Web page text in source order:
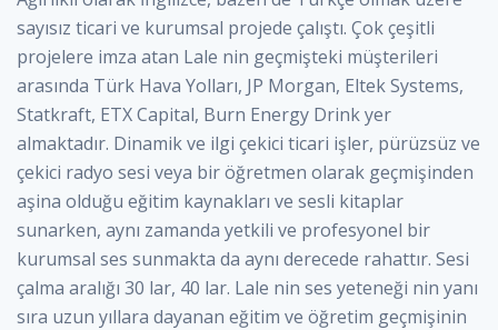
sayısız ticari ve kurumsal projede çalıştı. Çok çeşitli
projelere imza atan Lale nin geçmişteki müşterileri
arasında Türk Hava Yolları, JP Morgan, Eltek Systems,
Statkraft, ETX Capital, Burn Energy Drink yer
almaktadır. Dinamik ve ilgi çekici ticari işler, pürüzsüz ve
çekici radyo sesi veya bir öğretmen olarak geçmişinden
aşina olduğu eğitim kaynakları ve sesli kitaplar
sunarken, aynı zamanda yetkili ve profesyonel bir
kurumsal ses sunmakta da aynı derecede rahattır. Sesi
çalma aralığı 30 lar, 40 lar. Lale nin ses yeteneği nin yanı
sıra uzun yıllara dayanan eğitim ve öğretim geçmişinin